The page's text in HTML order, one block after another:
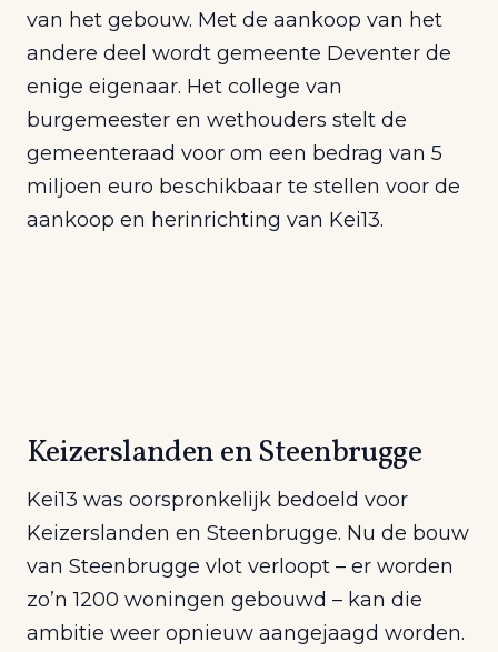
van het gebouw. Met de aankoop van het
andere deel wordt gemeente Deventer de
enige eigenaar. Het college van
burgemeester en wethouders stelt de
gemeenteraad voor om een bedrag van 5
miljoen euro beschikbaar te stellen voor de
aankoop en herinrichting van Kei13.
Keizerslanden en Steenbrugge
Kei13 was oorspronkelijk bedoeld voor
Keizerslanden en Steenbrugge. Nu de bouw
van Steenbrugge vlot verloopt – er worden
zo’n 1200 woningen gebouwd – kan die
ambitie weer opnieuw aangejaagd worden.